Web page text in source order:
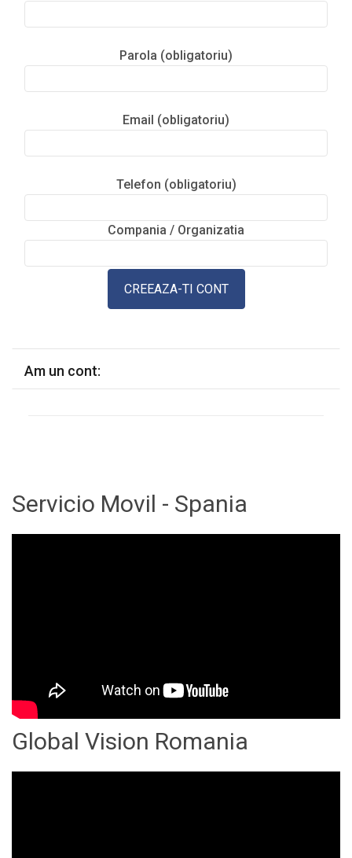
Parola (obligatoriu)
Email (obligatoriu)
Telefon (obligatoriu)
Compania / Organizatia
Am un cont:
Servicio Movil - Spania
Global Vision Romania